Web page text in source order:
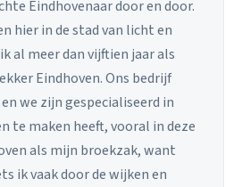
Eindhovenaar door en door.
hier in de stad van licht en
al meer dan vijftien jaar als
Eindhoven. Ons bedrijf
we zijn gespecialiseerd in
te maken heeft, vooral in deze
als mijn broekzak, want
ik vaak door de wijken en